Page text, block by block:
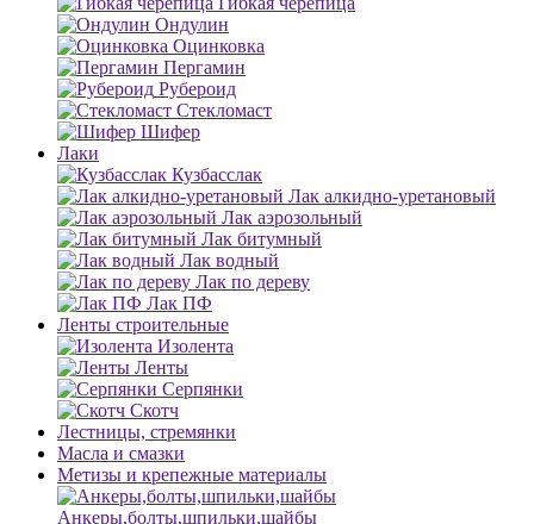
Ондулин
Оцинковка
Пергамин
Рубероид
Стекломаст
Шифер
Лаки
Кузбасслак
Лак алкидно-уретановый
Лак аэрозольный
Лак битумный
Лак водный
Лак по дереву
Лак ПФ
Ленты строительные
Изолента
Ленты
Серпянки
Скотч
Лестницы, стремянки
Масла и смазки
Метизы и крепежные материалы
Анкеры,болты,шпильки,шайбы